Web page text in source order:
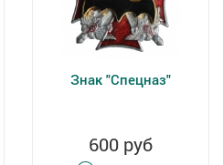
Знак "Спецназ"
600 руб